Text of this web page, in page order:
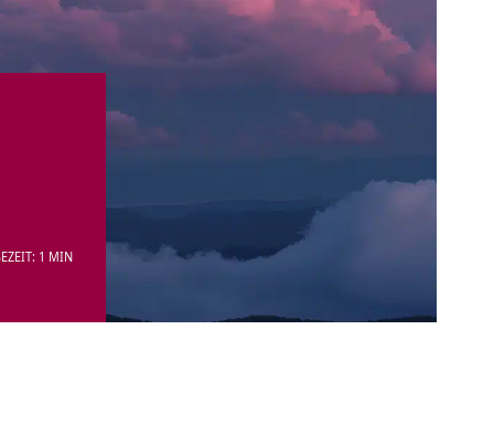
1 MIN